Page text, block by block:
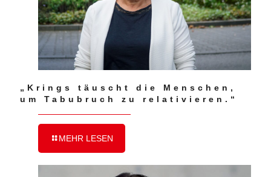
„Krings täuscht die Menschen,
um Tabubruch zu relativieren.“
MEHR LESEN